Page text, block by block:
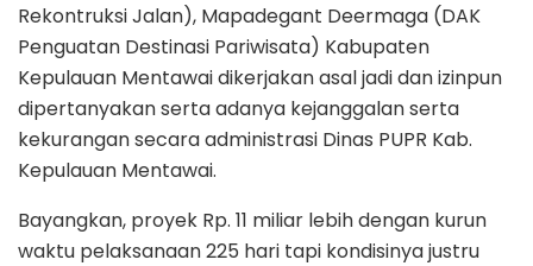
Rekontruksi Jalan), Mapadegant Deermaga (DAK
Penguatan Destinasi Pariwisata) Kabupaten
Kepulauan Mentawai dikerjakan asal jadi dan izinpun
dipertanyakan serta adanya kejanggalan serta
kekurangan secara administrasi Dinas PUPR Kab.
Kepulauan Mentawai.
Bayangkan, proyek Rp. 11 miliar lebih dengan kurun
waktu pelaksanaan 225 hari tapi kondisinya justru